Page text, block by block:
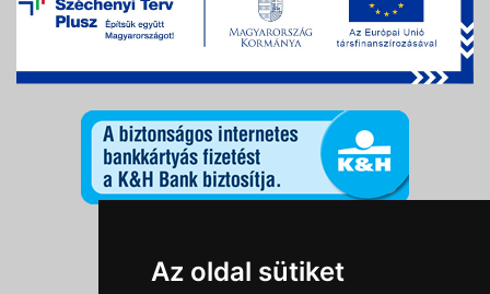
Az oldal sütiket
Információk